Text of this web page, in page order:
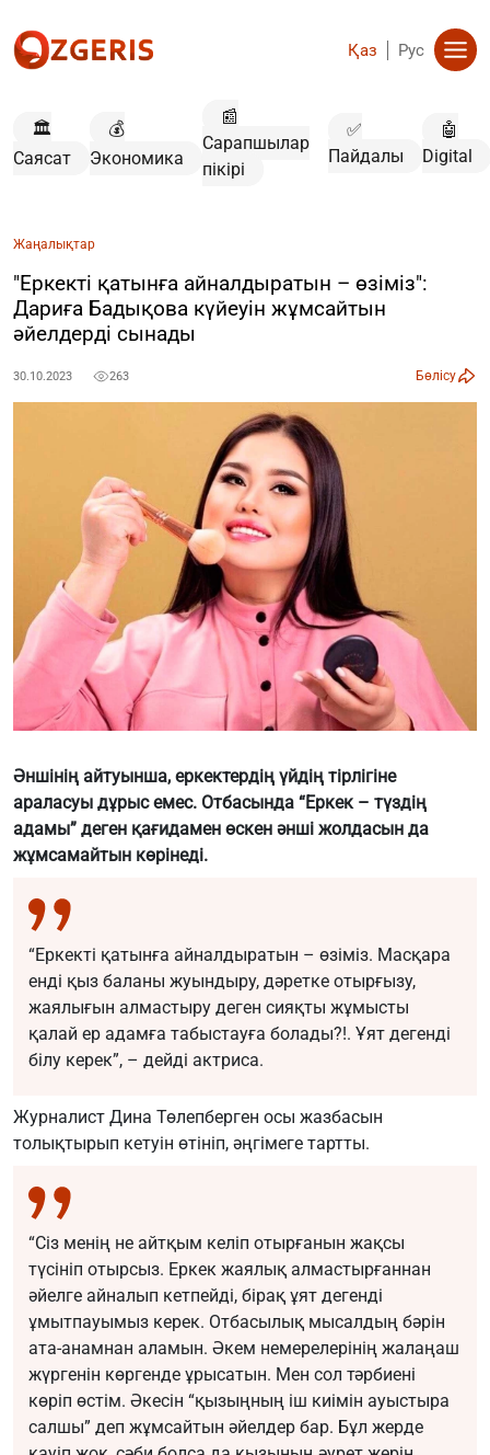
Қаз Рус
🏛️
Саясат
💰
Экономика
📰
Сарапшылар
пікірі
✅
Пайдалы
🤖
Digital
Жаңалықтар
"Еркекті қатынға айналдыратын – өзіміз":
Дариға Бадықова күйеуін жұмсайтын
әйелдерді сынады
30.10.2023 263 Бөлісу
Әншінің айтуынша, еркектердің үйдің тірлігіне
араласуы дұрыс емес. Отбасында “Еркек – түздің
адамы” деген қағидамен өскен әнші жолдасын да
жұмсамайтын көрінеді.
“Еркекті қатынға айналдыратын – өзіміз. Масқара
енді қыз баланы жуындыру, дәретке отырғызу,
жаялығын алмастыру деген сияқты жұмысты
қалай ер адамға табыстауға болады?!. Ұят дегенді
білу керек”, – дейді актриса.
Журналист Дина Төлепберген осы жазбасын
толықтырып кетуін өтініп, әңгімеге тартты.
“Сіз менің не айтқым келіп отырғанын жақсы
түсініп отырсыз. Еркек жаялық алмастырғаннан
әйелге айналып кетпейді, бірақ ұят дегенді
ұмытпауымыз керек. Отбасылық мысалдың бәрін
ата-анамнан аламын. Әкем немерелерінің жалаңаш
жүргенін көргенде ұрысатын. Мен сол тәрбиені
көріп өстім. Әкесін “қызыңның іш киімін ауыстыра
салшы” деп жұмсайтын әйелдер бар. Бұл жерде